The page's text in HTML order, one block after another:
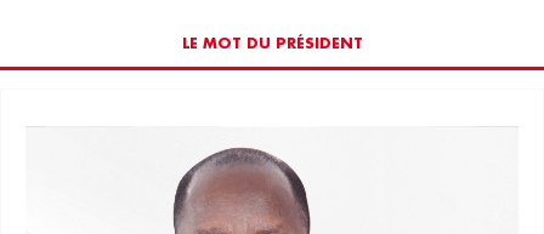
LE MOT DU PRÉSIDENT